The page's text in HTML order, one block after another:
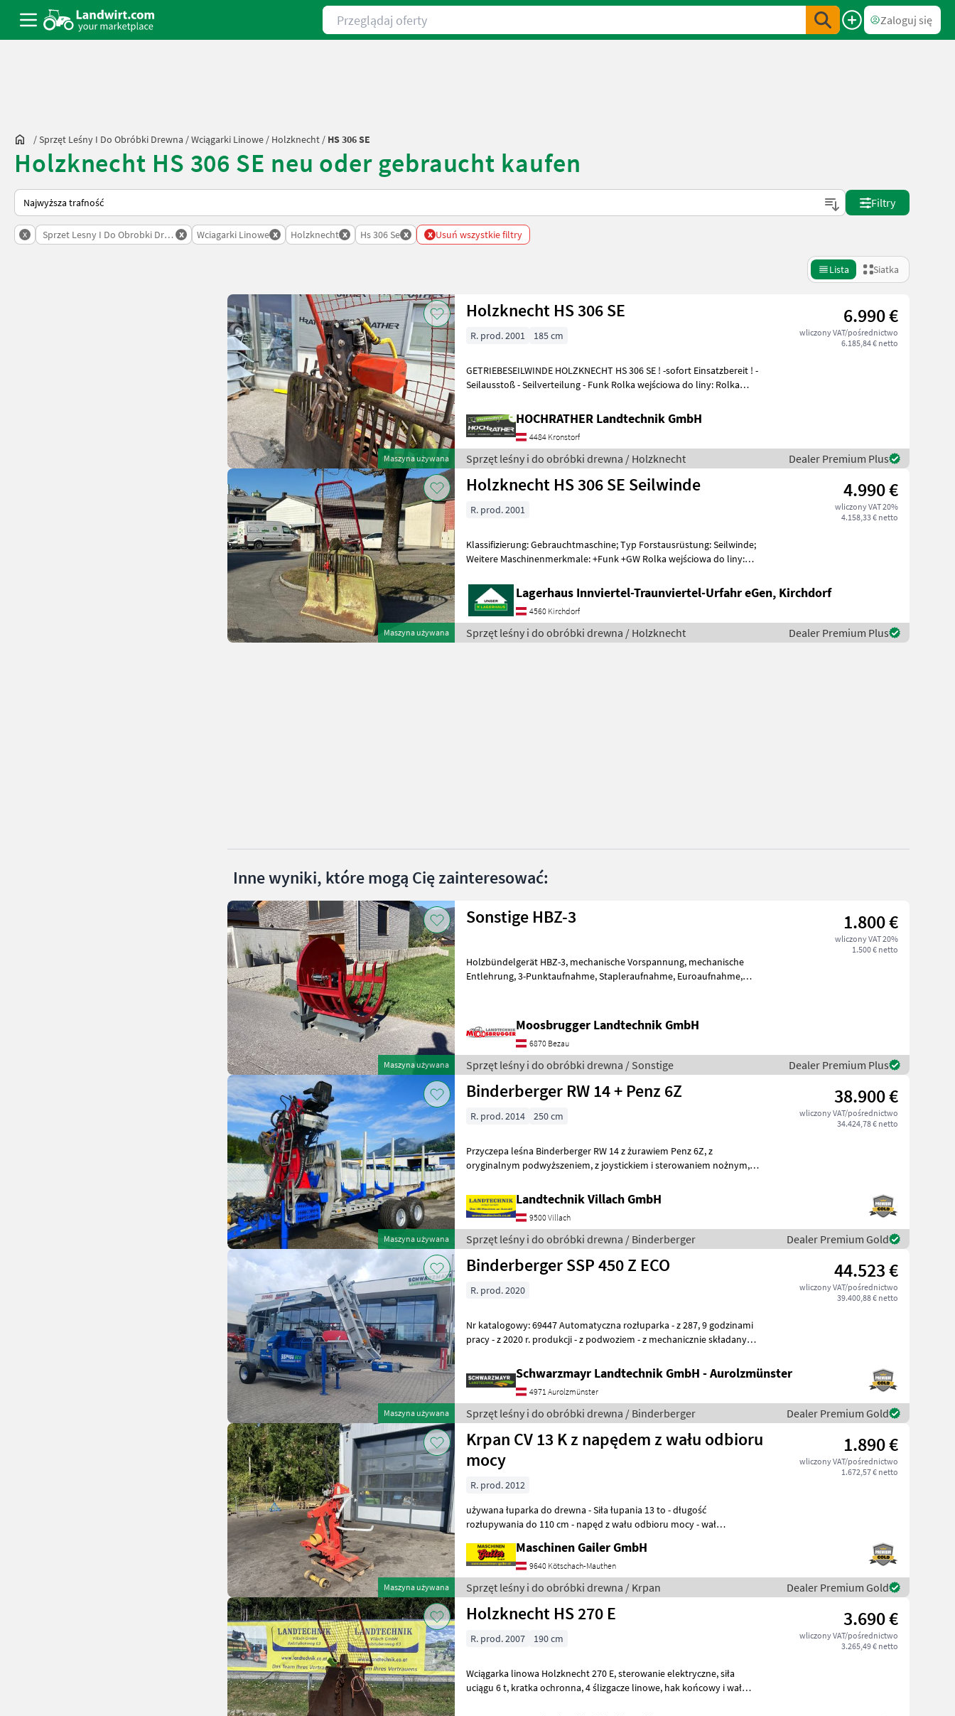
Przeglądaj oferty
Zaloguj się
/Sprzęt Leśny I Do Obróbki Drewna /Wciągarki Linowe / Holzknecht / HS 306 SE
Holzknecht HS 306 SE neu oder gebraucht kaufen
Tak sortuje się na Landwirt.com
Filtry
x Sprzet Lesny I Do Obrobki Drewna
x Wciagarki Linowe x Holzknecht x Hs 306 Se x x Usuń wszystkie filtry
Lista Siatka
Maszyna używana
Holzknecht HS 306 SE 6.990 €
wliczony VAT/pośrednictwo
6.185,84 € netto
R. prod. 2001 185 cm
GETRIEBESEILWINDE HOLZKNECHT HS 306 SE ! -sofort Einsatzbereit ! -
Seilausstoß - Seilverteilung - Funk Rolka wejściowa do liny: Rolka
HOCHRATHER Landtechnik GmbH
4484 Kronstorf
Sprzęt leśny i do obróbki drewna / Holzknecht Dealer Premium Plus
Maszyna używana
Holzknecht HS 306 SE Seilwinde 4.990 €
wliczony VAT 20%
4.158,33 € netto
R. prod. 2001
Klassifizierung: Gebrauchtmaschine; Typ Forstausrüstung: Seilwinde;
Weitere Maschinenmerkmale: +Funk +GW Rolka wejściowa do liny:
Lagerhaus Innviertel-Traunviertel-Urfahr eGen, Kirchdorf
4560 Kirchdorf
Sprzęt leśny i do obróbki drewna / Holzknecht Dealer Premium Plus
Inne wyniki, które mogą Cię zainteresować:
Maszyna używana
Sonstige HBZ-3 1.800 €
wliczony VAT 20%
1.500 € netto
Holzbündelgerät HBZ-3, mechanische Vorspannung, mechanische
Entlehrung, 3-Punktaufnahme, Stapleraufnahme, Euroaufnahme,
Moosbrugger Landtechnik GmbH
6870 Bezau
Sprzęt leśny i do obróbki drewna / Sonstige Dealer Premium Plus
Maszyna używana
Binderberger RW 14 + Penz 6Z 38.900 €
wliczony VAT/pośrednictwo
34.424,78 € netto
R. prod. 2014 250 cm
Przyczepa leśna Binderberger RW 14 z żurawiem Penz 6Z, z
oryginalnym podwyższeniem, z joystickiem i sterowaniem nożnym,
Landtechnik Villach GmbH
9500 Villach
Sprzęt leśny i do obróbki drewna / Binderberger Dealer Premium Gold
Maszyna używana
Binderberger SSP 450 Z ECO 44.523 €
wliczony VAT/pośrednictwo
39.400,88 € netto
R. prod. 2020
Nr katalogowy: 69447 Automatyczna rozłuparka - z 287, 9 godzinami
pracy - z 2020 r. produkcji - z podwoziem - z mechanicznie składanym
Schwarzmayr Landtechnik GmbH - Aurolzmünster
4971 Aurolzmünster
Sprzęt leśny i do obróbki drewna / Binderberger Dealer Premium Gold
Maszyna używana
Krpan CV 13 K z napędem z wału odbioru
mocy
1.890 €
wliczony VAT/pośrednictwo
1.672,57 € netto
R. prod. 2012
używana łuparka do drewna - Siła łupania 13 to - długość
rozłupywania do 110 cm - napęd z wału odbioru mocy - wał
Maschinen Gailer GmbH
9640 Kötschach-Mauthen
Sprzęt leśny i do obróbki drewna / Krpan Dealer Premium Gold
Holzknecht HS 270 E 3.690 €
wliczony VAT/pośrednictwo
3.265,49 € netto
R. prod. 2007 190 cm
Wciągarka linowa Holzknecht 270 E, sterowanie elektryczne, siła
uciągu 6 t, kratka ochronna, 4 ślizgacze linowe, hak końcowy i wał